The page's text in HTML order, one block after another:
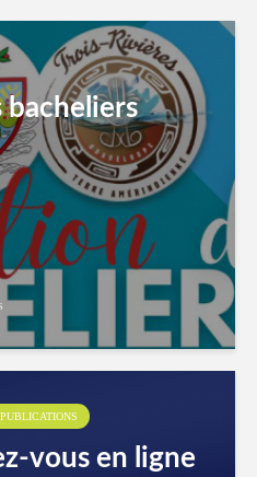
bacheliers
PUBLICATIONS
vous en ligne